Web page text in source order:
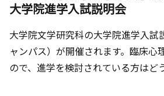
大学院進学入試説明会
大学院文学研究科の大学院進学入試
ャンパス）が開催されます。臨床心
ので、進学を検討されている方はど